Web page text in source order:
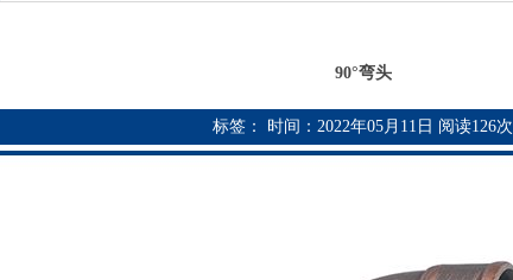
90°弯头
标签： 时间：2022年05月11日 阅读126次